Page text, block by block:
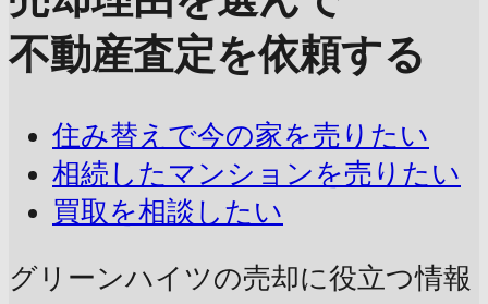
不動産査定を依頼する
住み替えで今の家を売りたい
相続したマンションを売りたい
買取を相談したい
グリーンハイツの売却に役立つ情報